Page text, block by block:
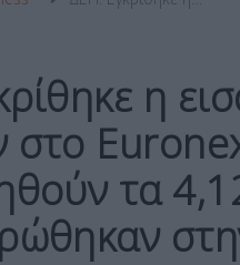
η
στο
τα